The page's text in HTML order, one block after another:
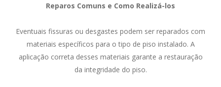
Reparos Comuns e Como Realizá-los
Eventuais fissuras ou desgastes podem ser reparados com
materiais específicos para o tipo de piso instalado. A
aplicação correta desses materiais garante a restauração
da integridade do piso.